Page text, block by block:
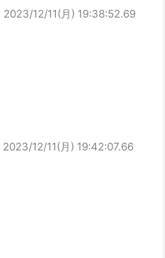
2023/12/11(月) 19:38:52.69
2023/12/11(月) 19:42:07.66